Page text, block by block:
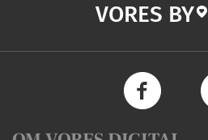
VORES BY